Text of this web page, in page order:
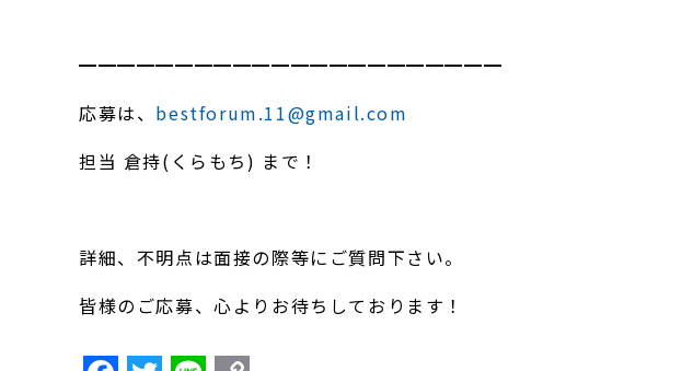
━━━━━━━━━━━━━━━━━━━━━━
応募は、 bestforum.11@gmail.com
担当 倉持(くらもち) まで！
詳細、不明点は面接の際等にご質問下さい。
皆様のご応募、心よりお待ちしております！